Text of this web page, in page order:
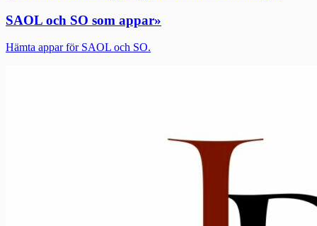
SAOL och SO som appar»
Hämta appar för SAOL och SO.